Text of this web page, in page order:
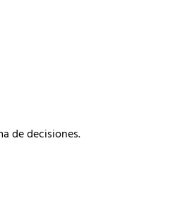
de decisiones.